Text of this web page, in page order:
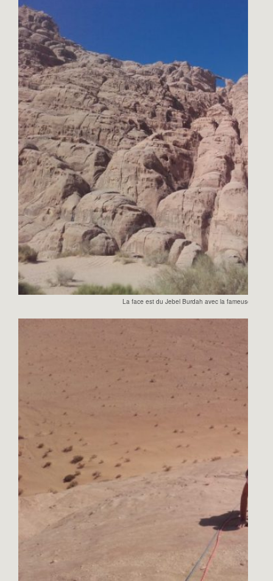
La face est du Jebel Burdah avec la fameuse arche